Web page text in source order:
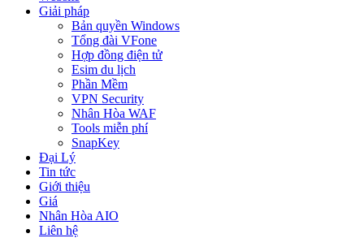
Giải pháp
Bản quyền Windows
Tổng đài VFone
Hợp đồng điện tử
Esim du lịch
Phần Mềm
VPN Security
Nhân Hòa WAF
Tools miễn phí
SnapKey
Đại Lý
Tin tức
Giới thiệu
Giá
Nhân Hòa AIO
Liên hệ